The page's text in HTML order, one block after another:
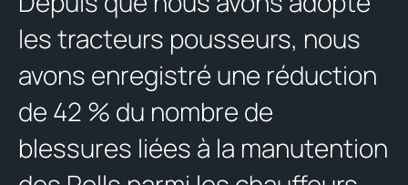
les tracteurs pousseurs, nous
avons enregistré une réduction
de 42 % du nombre de
blessures liées à la manutention